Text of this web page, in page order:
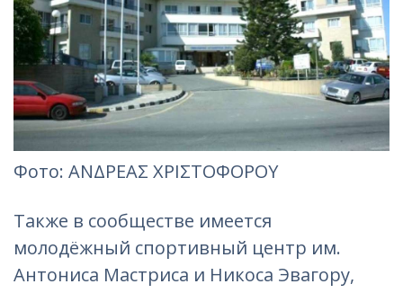
Фотo: ΑΝΔΡΕΑΣ ΧΡΙΣΤΟΦΟΡΟΥ
Также в сообществе имеется
молодёжный спортивный центр им.
Антониса Мастриса и Никоса Эвагору,